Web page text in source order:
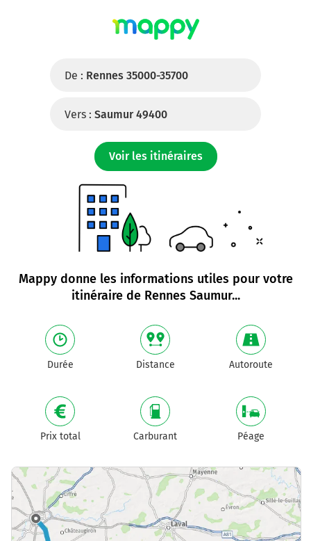
De : Rennes 35000-35700
Vers : Saumur 49400
Voir les itinéraires
Mappy donne les informations utiles pour votre
itinéraire de Rennes Saumur...
Durée Distance Autoroute
Prix total Carburant Péage